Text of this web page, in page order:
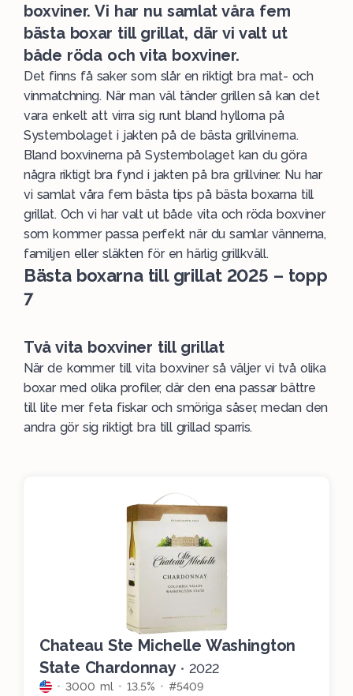
boxviner. Vi har nu samlat våra fem
bästa boxar till grillat, där vi valt ut
både röda och vita boxviner.
Det finns få saker som slår en riktigt bra mat- och
vinmatchning. När man väl tänder grillen så kan det
vara enkelt att virra sig runt bland hyllorna på
Systembolaget i jakten på de bästa grillvinerna.
Bland boxvinerna på Systembolaget kan du göra
några riktigt bra fynd i jakten på bra grillviner. Nu har
vi samlat våra fem bästatips på bästa boxarna till
grillat. Och vi har valt ut både vitaoch rödaboxviner
som kommer passa perfekt när du samlar vännerna,
familjen eller släkten för en härlig grillkväll.
Bästa boxarna till grillat 2025 – topp
7
Två vita boxviner till grillat
När de kommer till vita boxviner så väljer vi två olika
boxar med olika profiler, där den ena passar bättre
till lite mer feta fiskar och smöriga såser, medan den
andra gör sig riktigt bra till grillad sparris.
Chateau Ste Michelle Washington
State Chardonnay • 2022
3000 ml 13.5% #5409